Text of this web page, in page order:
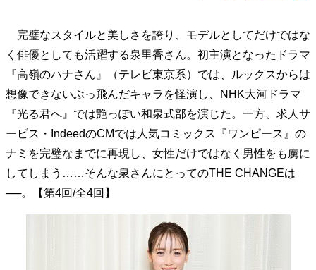
リーダーの流儀 変革の原動力
次世代へのバトン
トップが描く未来
マインドセット
重圧との向き合い方 一流のルーティン
20代の現在地
忘れられない言葉
10代・20代の土台
50代のリアル
親になるということ
移住という選択
完璧なスタイルと美しさを誇り、モデルとしてだけではな
く俳優としても活躍する泉里香さん。初主演となったドラマ
『高嶺のハナさん』（テレビ東京系）では、ルックスからは
想像できないぶっ飛んだキャラを怪演し、NHK大河ドラマ
『光る君へ』では艶っぽい和泉式部を演じた。一方、求人サ
ービス・IndeedのCMでは人気コミックス『ワンピース』の
ナミを完璧なまでに再現し、女性だけではなく男性をも虜に
してしまう……そんな泉さんにとってのTHE CHANGEは
──。【第4回/全4回】